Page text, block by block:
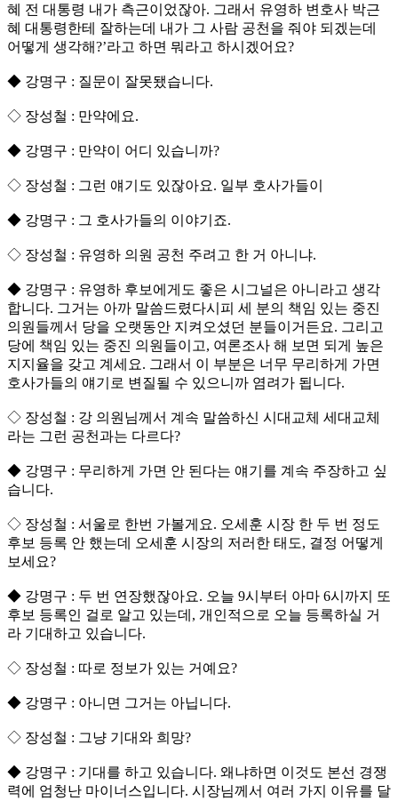
혜 전 대통령 내가 측근이었잖아. 그래서 유영하 변호사 박근
혜 대통령한테 잘하는데 내가 그 사람 공천을 줘야 되겠는데
어떻게 생각해?’라고 하면 뭐라고 하시겠어요?
◆ 강명구 : 질문이 잘못됐습니다.
◇ 장성철 : 만약에요.
◆ 강명구 : 만약이 어디 있습니까?
◇ 장성철 : 그런 얘기도 있잖아요. 일부 호사가들이
◆ 강명구 : 그 호사가들의 이야기죠.
◇ 장성철 : 유영하 의원 공천 주려고 한 거 아니냐.
◆ 강명구 : 유영하 후보에게도 좋은 시그널은 아니라고 생각
합니다. 그거는 아까 말씀드렸다시피 세 분의 책임 있는 중진
의원들께서 당을 오랫동안 지켜오셨던 분들이거든요. 그리고
당에 책임 있는 중진 의원들이고, 여론조사 해 보면 되게 높은
지지율을 갖고 계세요. 그래서 이 부분은 너무 무리하게 가면
호사가들의 얘기로 변질될 수 있으니까 염려가 됩니다.
◇ 장성철 : 강 의원님께서 계속 말씀하신 시대교체 세대교체
라는 그런 공천과는 다르다?
◆ 강명구 : 무리하게 가면 안 된다는 얘기를 계속 주장하고 싶
습니다.
◇ 장성철 : 서울로 한번 가볼게요. 오세훈 시장 한 두 번 정도
후보 등록 안 했는데 오세훈 시장의 저러한 태도, 결정 어떻게
보세요?
◆ 강명구 : 두 번 연장했잖아요. 오늘 9시부터 아마 6시까지 또
후보 등록인 걸로 알고 있는데, 개인적으로 오늘 등록하실 거
라 기대하고 있습니다.
◇ 장성철 : 따로 정보가 있는 거예요?
◆ 강명구 : 아니면 그거는 아닙니다.
◇ 장성철 : 그냥 기대와 희망?
◆ 강명구 : 기대를 하고 있습니다. 왜냐하면 이것도 본선 경쟁
력에 엄청난 마이너스입니다. 시장님께서 여러 가지 이유를 달